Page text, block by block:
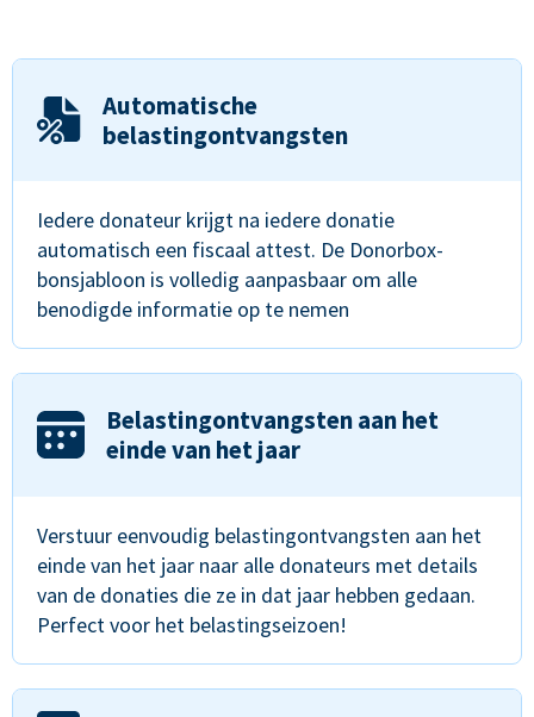
Automatische
belastingontvangsten
Iedere donateur krijgt na iedere donatie
automatisch een fiscaal attest. De Donorbox-
bonsjabloon is volledig aanpasbaar om alle
benodigde informatie op te nemen
Belastingontvangsten aan het
einde van het jaar
Verstuur eenvoudig belastingontvangsten aan het
einde van het jaar naar alle donateurs met details
van de donaties die ze in dat jaar hebben gedaan.
Perfect voor het belastingseizoen!